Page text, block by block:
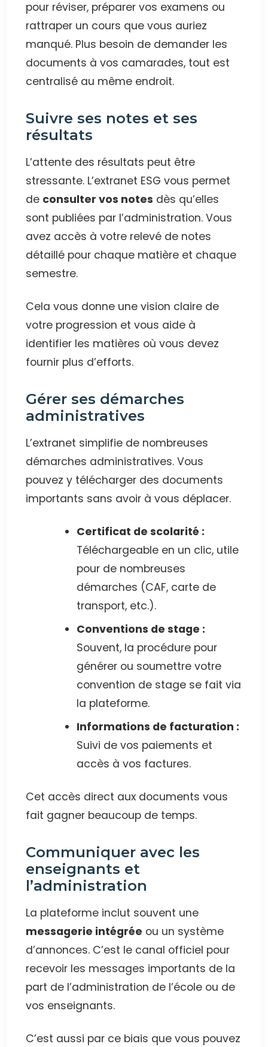
pour réviser, préparer vos examens ou
rattraper un cours que vous auriez
manqué. Plus besoin de demander les
documents à vos camarades, tout est
centralisé au même endroit.
Suivre ses notes et ses
résultats
L’attente des résultats peut être
stressante. L’extranet ESG vous permet
de consulter vos notes dès qu’elles
sont publiées par l’administration. Vous
avez accès à votre relevé de notes
détaillé pour chaque matière et chaque
semestre.
Cela vous donne une vision claire de
votre progression et vous aide à
identifier les matières où vous devez
fournir plus d’efforts.
Gérer ses démarches
administratives
L’extranet simplifie de nombreuses
démarches administratives. Vous
pouvez y télécharger des documents
importants sans avoir à vous déplacer.
Certificat de scolarité :
Téléchargeable en un clic, utile
pour de nombreuses
démarches (CAF, carte de
transport, etc.).
Conventions de stage :
Souvent, la procédure pour
générer ou soumettre votre
convention de stage se fait via
la plateforme.
Informations de facturation :
Suivi de vos paiements et
accès à vos factures.
Cet accès direct aux documents vous
fait gagner beaucoup de temps.
Communiquer avec les
enseignants et
l’administration
La plateforme inclut souvent une
messagerie intégrée ou un système
d’annonces. C’est le canal officiel pour
recevoir les messages importants de la
part de l’administration de l’école ou de
vos enseignants.
C’est aussi par ce biais que vous pouvez